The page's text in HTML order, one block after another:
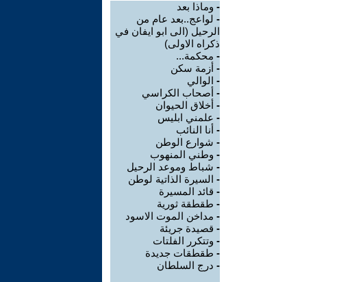
- وماذا بعد
- لواعج..بعد عام من
الرحيل (الى ابو ايفان في
ذكراه الاولى)
- محكمة...
- أزمة سكن
- الوالي
- أصحاب الكراسي
- أخلاق الحيوان
- علمني ابليس
- أنا النائب
- شوارع الوطن
- وطني المنهوب
- شباط وموعد الرحيل
- السيرة الذاتية لوطن
- قائد المسيرة
- طقطقة ثورية
- مداخن الموت الاسود
- قصيدة جريئة
- وتتكرر الفلتات
- طقطقات جديدة
- درج السلطان